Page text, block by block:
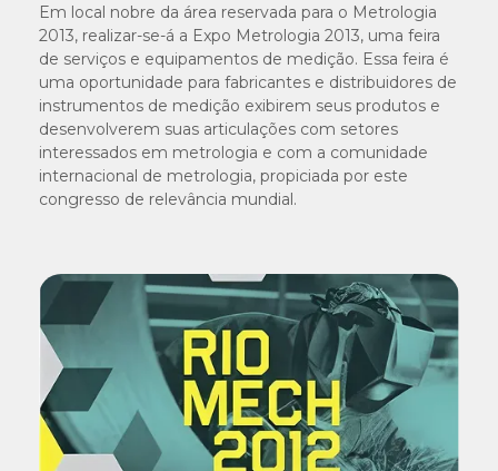
Em local nobre da área reservada para o Metrologia
2013, realizar-se-á a Expo Metrologia 2013, uma feira
de serviços e equipamentos de medição. Essa feira é
uma oportunidade para fabricantes e distribuidores de
instrumentos de medição exibirem seus produtos e
desenvolverem suas articulações com setores
interessados em metrologia e com a comunidade
internacional de metrologia, propiciada por este
congresso de relevância mundial.